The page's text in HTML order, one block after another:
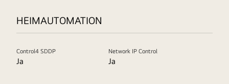
HEIMAUTOMATION
Control4 SDDP
Ja
Network IP Control
Ja